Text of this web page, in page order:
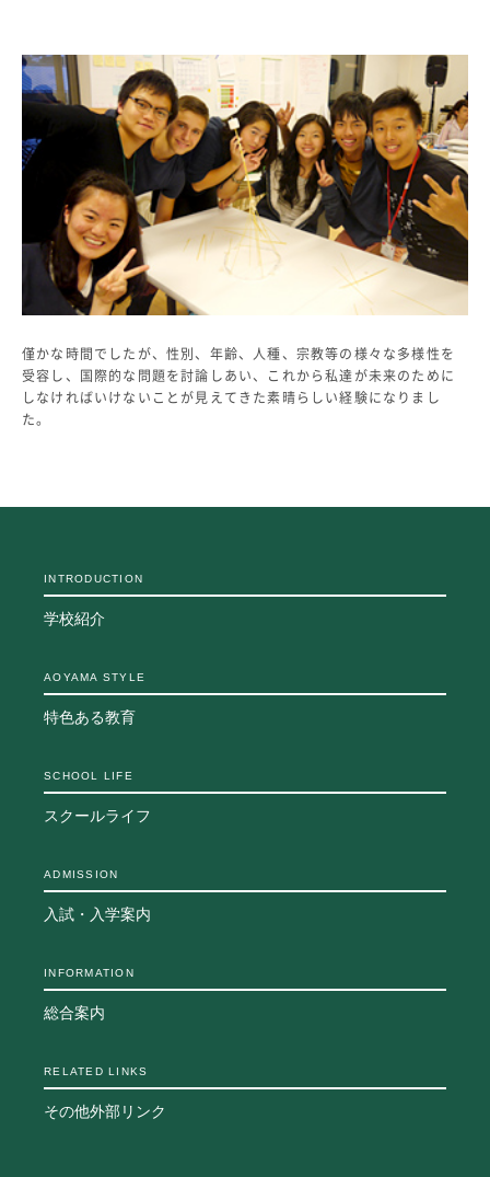
このサイトについて
採用情報
地の塩、世の光（スクール・モットー）
僅かな時間でしたが、性別、年齢、人種、宗教等の様々な多様性を
受容し、国際的な問題を討論しあい、これから私達が未来のために
しなければいけないことが見えてきた素晴らしい経験になりまし
た。
INTRODUCTION
学校紹介
AOYAMA STYLE
特色ある教育
SCHOOL LIFE
スクールライフ
ADMISSION
入試・入学案内
INFORMATION
総合案内
RELATED LINKS
その他外部リンク